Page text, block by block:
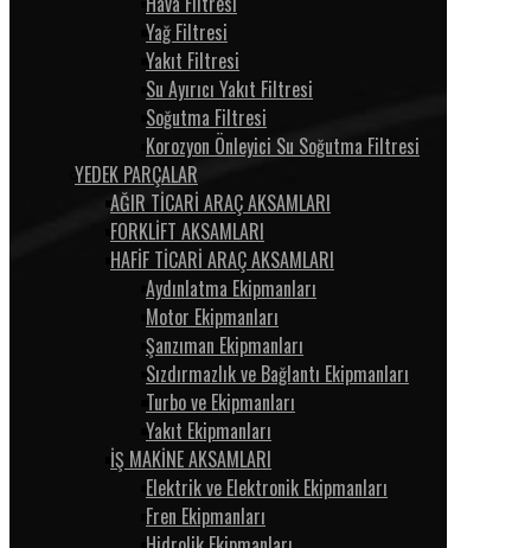
Yağ Filtresi
Yakıt Filtresi
Su Ayırıcı Yakıt Filtresi
Soğutma Filtresi
Korozyon Önleyici Su Soğutma Filtresi
YEDEK PARÇALAR
AĞIR TİCARİ ARAÇ AKSAMLARI
FORKLİFT AKSAMLARI
HAFİF TİCARİ ARAÇ AKSAMLARI
Aydınlatma Ekipmanları
Motor Ekipmanları
Şanzıman Ekipmanları
Sızdırmazlık ve Bağlantı Ekipmanları
Turbo ve Ekipmanları
Yakıt Ekipmanları
İŞ MAKİNE AKSAMLARI
Elektrik ve Elektronik Ekipmanları
Fren Ekipmanları